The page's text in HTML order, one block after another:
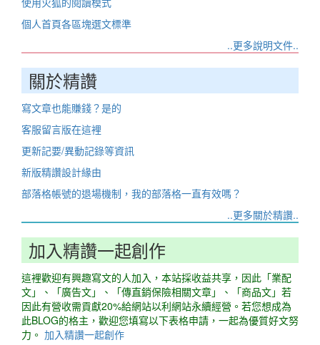
個人首頁各區塊選文標準
..更多說明文件..
關於精讚
寫文章也能賺錢？是的
客服留言版在這裡
更新記要/異動記錄等資訊
新版精讚設計緣由
部落格帳號的退場機制，我的部落格一直有效嗎？
..更多關於精讚..
加入精讚一起創作
這裡歡迎有興趣寫文的人加入，本站採收益共享，因此「業配
文」、「廣告文」、「傳直銷保險相關文章」、「商品文」若
因此有營收需貢獻20%給網站以利網站永續經營。若您想成為
此BLOG的格主，歡迎您填寫以下表格申請，一起為優質好文努
力。 加入精讚一起創作